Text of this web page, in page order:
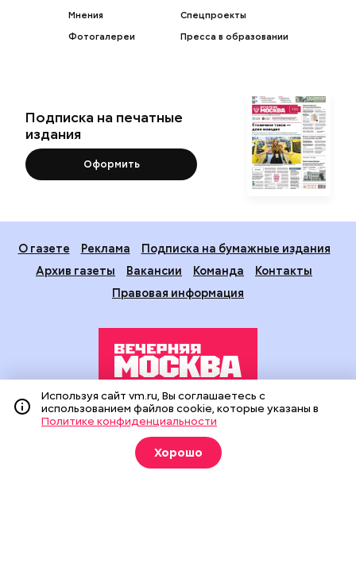
Мнения
Фотогалереи
Спецпроекты
Пресса в образовании
Подписка на печатные
издания
Оформить
О газете Реклама
Подписка на бумажные издания
Архив газеты
Вакансии Команда
Контакты
Правовая информация
Издание создано при финансовой поддержке Департамента
средств массовой информации и рекламы города Москвы.
На сайте применяются рекомендательные технологии
(информационные технологии предоставления информации
на основе сбора, систематизации и анализа сведений,
Используя сайт vm.ru, Вы соглашаетесь с
использованием файлов cookie, которые указаны в
Политике конфиденциальности
Хорошо